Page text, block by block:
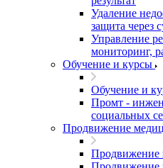
Удаление
защита через
Управление
мониторинг,
Обучение и курсы
Обучение и
Промт -
социальных
Продвижение